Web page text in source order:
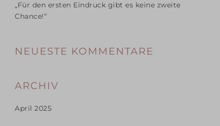
„Für den ersten Eindruck gibt es keine zweite
Chance!“
NEUESTE KOMMENTARE
ARCHIV
April 2025